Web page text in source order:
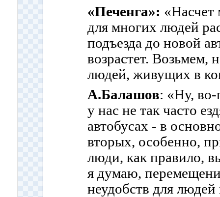
«Печенга»: «Насчет
для многих людей
подъезда до новой
возрастет.
людей, живущих в
А.Балашов: «Ну,
у нас не так часто
автобусах - в
вторых, особенно,
люди, как правило,
я думаю,
неудобств для людей